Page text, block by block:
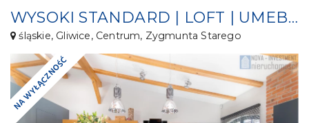
WYSOKI STANDARD | LOFT | UMEBLOWANE I WYPOSAŻONE
śląskie, Gliwice, Centrum, Zygmunta Starego
NA WYŁĄCZNOŚĆ